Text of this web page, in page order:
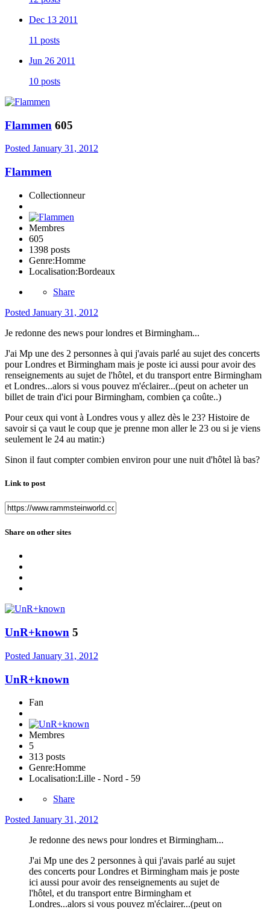
Dec 13 2011
11 posts
Jun 26 2011
10 posts
Flammen 605
Posted January 31, 2012
Flammen
Collectionneur
Membres
605
1398 posts
Genre:Homme
Localisation:Bordeaux
Share
Posted January 31, 2012
Je redonne des news pour londres et Birmingham...
J'ai Mp une des 2 personnes à qui j'avais parlé au sujet des concerts
pour Londres et Birmingham mais je poste ici aussi pour avoir des
renseignements au sujet de l'hôtel, et du transport entre Birmingham
et Londres...alors si vous pouvez m'éclairer...(peut on acheter un
billet de train d'ici pour Birmingham, combien ça coûte..)
Pour ceux qui vont à Londres vous y allez dès le 23? Histoire de
savoir si ça vaut le coup que je prenne mon aller le 23 ou si je viens
seulement le 24 au matin:)
Sinon il faut compter combien environ pour une nuit d'hôtel là bas?
Link to post
Share on other sites
UnR+known 5
Posted January 31, 2012
UnR+known
Fan
Membres
5
313 posts
Genre:Homme
Localisation:Lille - Nord - 59
Share
Posted January 31, 2012
Je redonne des news pour londres et Birmingham...
J'ai Mp une des 2 personnes à qui j'avais parlé au sujet
des concerts pour Londres et Birmingham mais je poste
ici aussi pour avoir des renseignements au sujet de
l'hôtel, et du transport entre Birmingham et
Londres...alors si vous pouvez m'éclairer...(peut on